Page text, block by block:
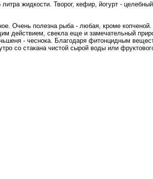
жидкости. Творог, кефир, йогурт -
Очень полезна рыба - любая, кроме
действием, свекла еще и замечательный
- чеснока. Благодаря фитонцидным
со стакана чистой сырой воды или